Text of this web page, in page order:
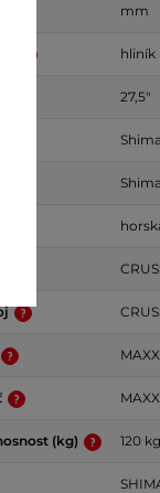
mm
hliník
27,5"
(kg) 120 kg